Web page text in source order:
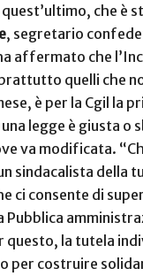
che è
, segretario
affermato che
quelli che
è per la Cgil la
una legge è giusta o
va modificata.
sindacalista della
ci consente di
Pubblica
questo, la tutela
per costruire